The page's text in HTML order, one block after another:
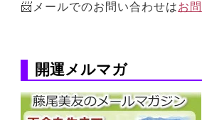
📨メールでのお問い合わせはお
開運メルマガ